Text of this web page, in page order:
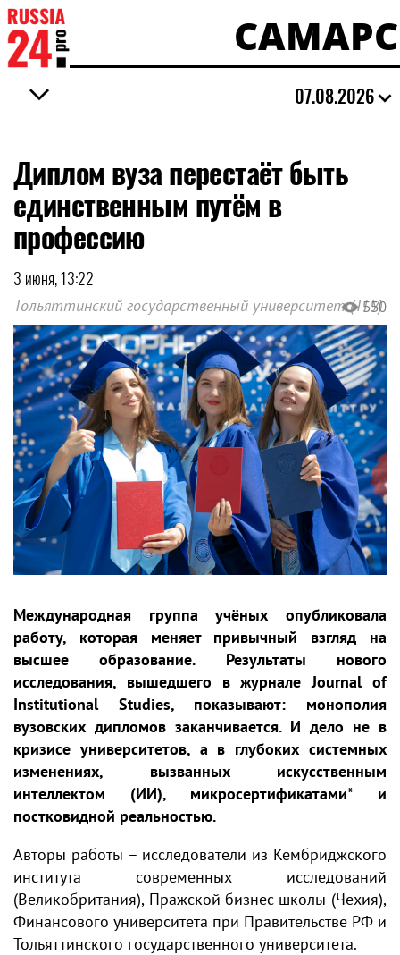
07.08.2026
Диплом вуза перестаёт быть
единственным путём в
профессию
3 июня, 13:22
Тольяттинский государственный университет (ТГУ)
550
Международная группа учёных опубликовала
работу, которая меняет привычный взгляд на
высшее образование. Результаты нового
исследования, вышедшего в журнале Journal of
Institutional Studies, показывают: монополия
вузовских дипломов заканчивается. И дело не в
кризисе университетов, а в глубоких системных
изменениях, вызванных искусственным
интеллектом (ИИ), микросертификатами* и
постковидной реальностью.
Авторы работы – исследователи из Кембриджского
института современных исследований
(Великобритания), Пражской бизнес-школы (Чехия),
Финансового университета при Правительстве РФ и
Тольяттинского государственного университета.